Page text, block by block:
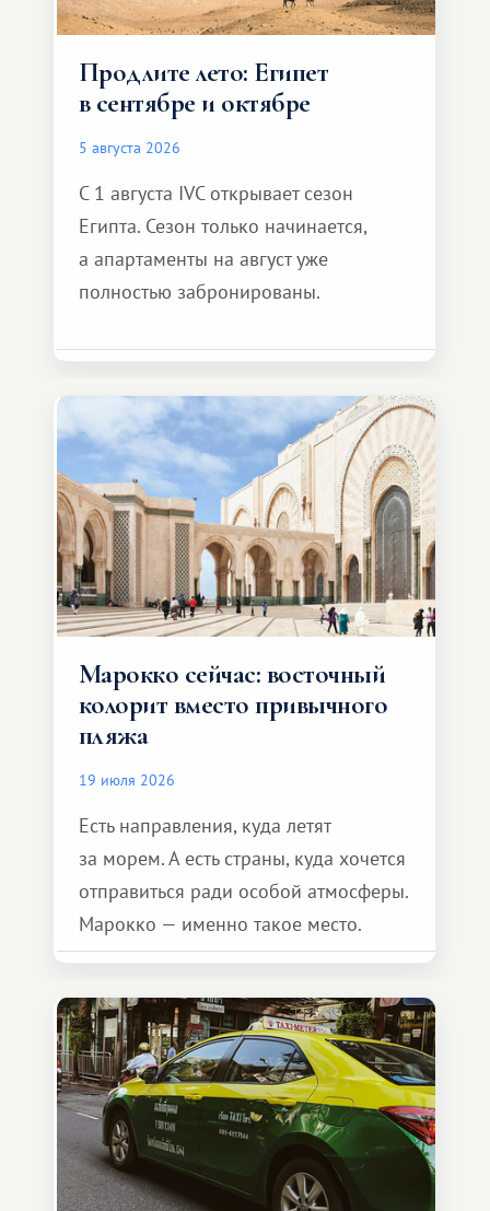
Продлите лето: Египет
в сентябре и октябре
5 августа 2026
С 1 августа IVC открывает сезон
Египта. Сезон только начинается,
а апартаменты на август уже
полностью забронированы.
Марокко сейчас: восточный
колорит вместо привычного
пляжа
19 июля 2026
Есть направления, куда летят
за морем. А есть страны, куда хочется
отправиться ради особой атмосферы.
Марокко — именно такое место.